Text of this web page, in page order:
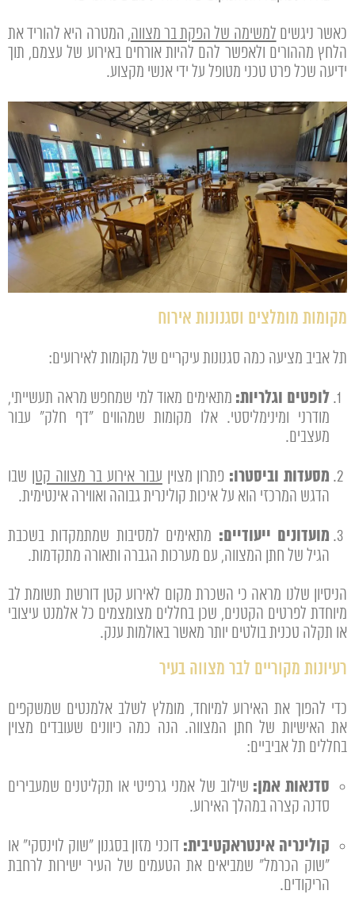
כאשר ניגשים למשימה של הפקת בר מצווה, המטרה היא להוריד את
הלחץ מההורים ולאפשר להם להיות אורחים באירוע של עצמם, תוך
ידיעה שכל פרט טכני מטופל על ידי אנשי מקצוע.
מקומות מומלצים וסגנונות אירוח
תל אביב מציעה כמה סגנונות עיקריים של מקומות לאירועים:
לופטים וגלריות: מתאימים מאוד למי שמחפש מראה תעשייתי,
מודרני ומינימליסטי. אלו מקומות שמהווים "דף חלק" עבור
מעצבים.
מסעדות וביסטרו: פתרון מצוין עבור אירוע בר מצווה קטן שבו
הדגש המרכזי הוא על איכות קולינרית גבוהה ואווירה אינטימית.
מועדונים ייעודיים: מתאימים למסיבות שמתמקדות בשכבת
הגיל של חתן המצווה, עם מערכות הגברה ותאורה מתקדמות.
הניסיון שלנו מראה כי השכרת מקום לאירוע קטן דורשת תשומת לב
מיוחדת לפרטים הקטנים, שכן בחללים מצומצמים כל אלמנט עיצובי
או תקלה טכנית בולטים יותר מאשר באולמות ענק.
רעיונות מקוריים לבר מצווה בעיר
כדי להפוך את האירוע למיוחד, מומלץ לשלב אלמנטים שמשקפים
את האישיות של חתן המצווה. הנה כמה כיוונים שעובדים מצוין
בחללים תל אביביים:
סדנאות אמן: שילוב של אמני גרפיטי או תקליטנים שמעבירים
סדנה קצרה במהלך האירוע.
קולינריה אינטראקטיבית: דוכני מזון בסגנון "שוק לוינסקי" או
"שוק הכרמל" שמביאים את הטעמים של העיר ישירות לרחבת
הריקודים.